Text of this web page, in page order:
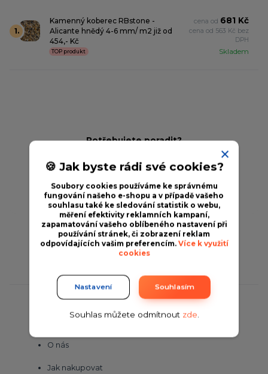
1.
Kamenný koberec RBstone -
Alicante hnědý 4-6 mm/ m2 již od
454,- Kč
Skladem
TOP produkt
cena od 681 Kč
cena od 563 Kč bez
DPH
Potřebujete poradit?
+420705001590
(Po-Pá, 09.00-17.00 hod.)
info@rbstone.cz
VŠE O NÁKUPU
O nás
Jak nakupovat
🍪 Jak byste rádi své cookies?
Soubory cookies používáme ke správnému
fungování našeho e-shopu a v případě vašeho
souhlasu také ke sledování statistik o webu,
měření efektivity reklamních kampaní,
zapamatování vašeho oblíbeného nastavení při
používání stránek, či zobrazení reklam
odpovídajících vašim preferencím. Více k využití
cookies
Nastavení Souhlasím
Souhlas můžete odmítnout zde.